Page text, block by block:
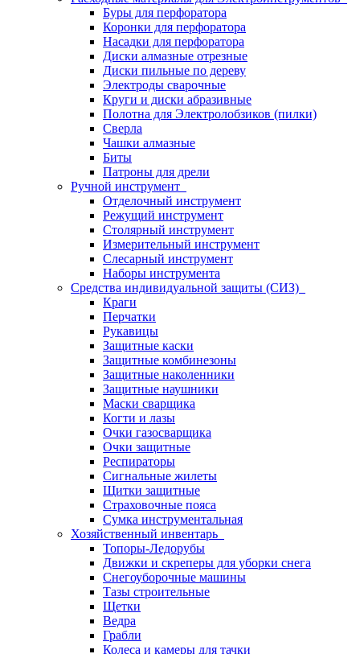
Буры для перфоратора
Коронки для перфоратора
Насадки для перфоратора
Диски алмазные отрезные
Диски пильные по дереву
Электроды сварочные
Круги и диски абразивные
Полотна для Электролобзиков (пилки)
Сверла
Чашки алмазные
Биты
Патроны для дрели
Ручной инструмент
Отделочный инструмент
Режущий инструмент
Столярный инструмент
Измерительный инструмент
Слесарный инструмент
Наборы инструмента
Средства индивидуальной защиты (СИЗ)
Краги
Перчатки
Рукавицы
Защитные каски
Защитные комбинезоны
Защитные наколенники
Защитные наушники
Маски сварщика
Когти и лазы
Очки газосварщика
Очки защитные
Респираторы
Сигнальные жилеты
Щитки защитные
Страховочные пояса
Сумка инструментальная
Хозяйственный инвентарь
Топоры-Ледорубы
Движки и скреперы для уборки снега
Снегоуборочные машины
Тазы строительные
Щетки
Ведра
Грабли
Колеса и камеры для тачки